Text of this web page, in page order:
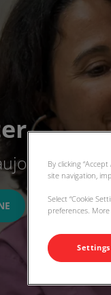
!
By clicking
site navigation,
Select “Cookie
preferences. More
Settings